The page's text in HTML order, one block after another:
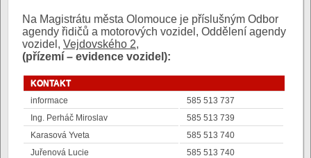
Na Magistrátu města Olomouce je příslušným Odbor
agendy řidičů a motorových vozidel, Oddělení agendy
vozidel, Vejdovského 2,
(přízemí – evidence vozidel):
KONTAKT
informace
585 513 737
Ing. Perháč Miroslav
585 513 739
Karasová Yveta
585 513 740
Juřenová Lucie
585 513 740